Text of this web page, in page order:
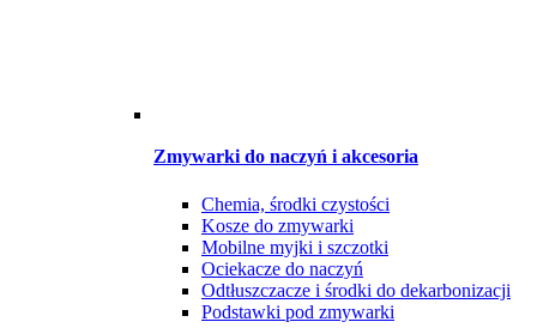
Zmywarki do naczyń i akcesoria
Chemia, środki czystości
Kosze do zmywarki
Mobilne myjki i szczotki
Ociekacze do naczyń
Odtłuszczacze i środki do dekarbonizacji
Podstawki pod zmywarki